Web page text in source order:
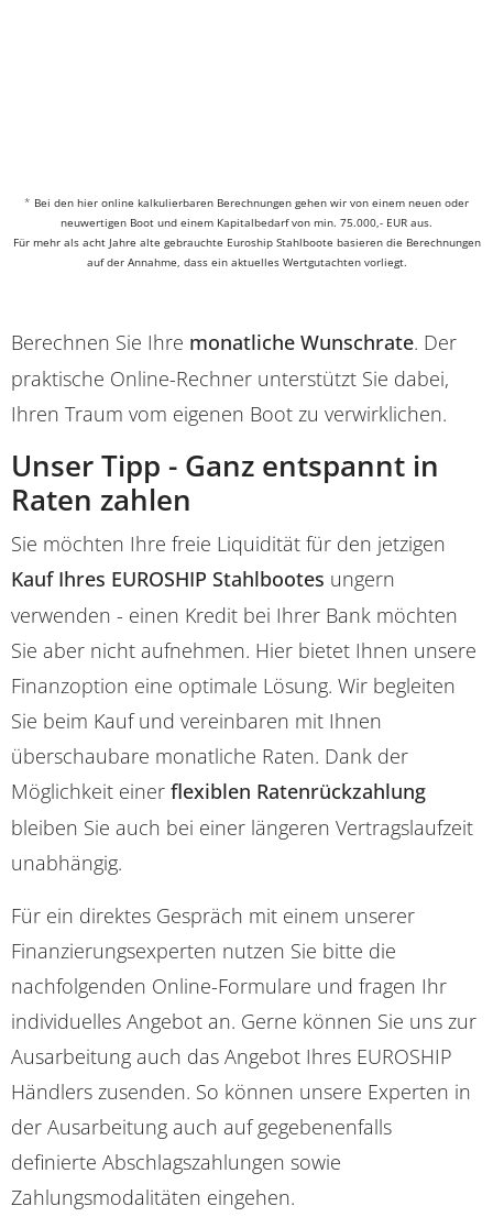
* Bei den hier online kalkulierbaren Berechnungen gehen wir von einem neuen oder
neuwertigen Boot und einem Kapitalbedarf von min. 75.000,- EUR aus.
Für mehr als acht Jahre alte gebrauchte Euroship Stahlboote basieren die Berechnungen
auf der Annahme, dass ein aktuelles Wertgutachten vorliegt.
Berechnen Sie Ihre monatliche Wunschrate. Der
praktische Online-Rechner unterstützt Sie dabei,
Ihren Traum vom eigenen Boot zu verwirklichen.
Unser Tipp - Ganz entspannt in
Raten zahlen
Sie möchten Ihre freie Liquidität für den jetzigen
Kauf Ihres EUROSHIP Stahlbootes ungern
verwenden - einen Kredit bei Ihrer Bank möchten
Sie aber nicht aufnehmen. Hier bietet Ihnen unsere
Finanzoption eine optimale Lösung. Wir begleiten
Sie beim Kauf und vereinbaren mit Ihnen
überschaubare monatliche Raten. Dank der
Möglichkeit einer flexiblen Ratenrückzahlung
bleiben Sie auch bei einer längeren Vertragslaufzeit
unabhängig.
Für ein direktes Gespräch mit einem unserer
Finanzierungsexperten nutzen Sie bitte die
nachfolgenden Online-Formulare und fragen Ihr
individuelles Angebot an. Gerne können Sie uns zur
Ausarbeitung auch das Angebot Ihres EUROSHIP
Händlers zusenden. So können unsere Experten in
der Ausarbeitung auch auf gegebenenfalls
definierte Abschlagszahlungen sowie
Zahlungsmodalitäten eingehen.